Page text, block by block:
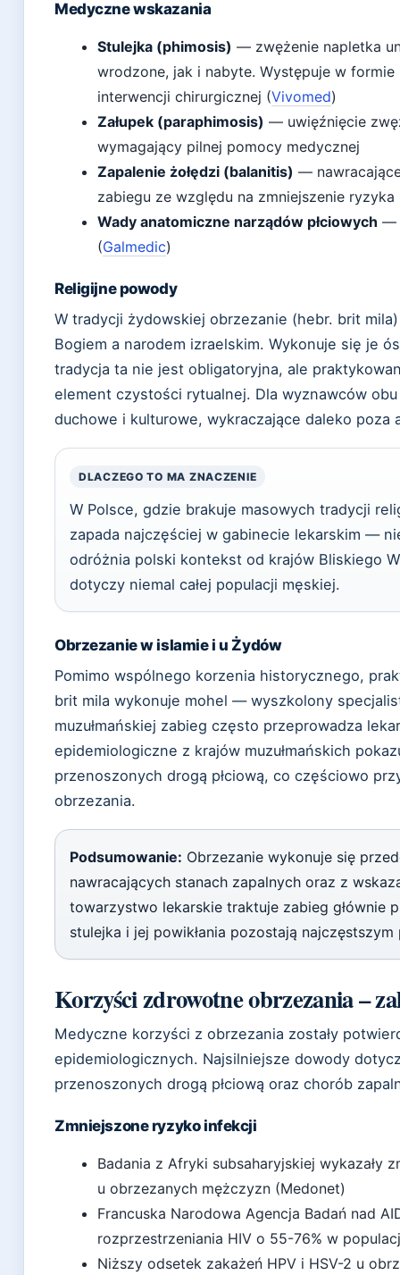
Medyczne wskazania
Stulejka (phimosis) — zwężenie napletka
wrodzone, jak i nabyte. Występuje w
interwencji chirurgicznej (Vivomed)
Załupek (paraphimosis) — uwięźnięcie
wymagający pilnej pomocy medycznej
Zapalenie żołędzi (balanitis) —
zabiegu ze względu na zmniejszenie
Wady anatomiczne narządów płciowych —
(Galmedic)
Religijne powody
W tradycji żydowskiej obrzezanie (hebr. brit
Bogiem a narodem izraelskim. Wykonuje się je
tradycja ta nie jest obligatoryjna, ale
element czystości rytualnej. Dla wyznawców
duchowe i kulturowe, wykraczające daleko poza
DLACZEGO TO MA ZNACZENIE
W Polsce, gdzie brakuje masowych tradycji
zapada najczęściej w gabinecie lekarskim —
odróżnia polski kontekst od krajów Bliskiego
dotyczy niemal całej populacji męskiej.
Obrzezanie w islamie i u Żydów
Pomimo wspólnego korzenia historycznego,
brit mila wykonuje mohel — wyszkolony
muzułmańskiej zabieg często przeprowadza
epidemiologiczne z krajów muzułmańskich
przenoszonych drogą płciową, co częściowo
obrzezania.
Podsumowanie: Obrzezanie wykonuje się
nawracających stanach zapalnych oraz z
towarzystwo lekarskie traktuje zabieg głównie
stulejka i jej powikłania pozostają
Korzyści zdrowotne obrzezania –
Medyczne korzyści z obrzezania zostały
epidemiologicznych. Najsilniejsze dowody
przenoszonych drogą płciową oraz chorób
Zmniejszone ryzyko infekcji
Badania z Afryki subsaharyjskiej wykazały
u obrzezanych mężczyzn (Medonet)
Francuska Narodowa Agencja Badań nad
rozprzestrzeniania HIV o 55-76% w
Niższy odsetek zakażeń HPV i HSV-2 u